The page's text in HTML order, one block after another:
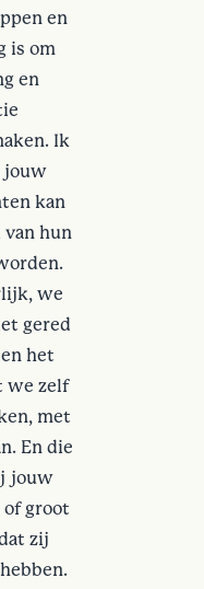
en
is om
en
Ik
jouw
kan
van hun
we
gered
het
we zelf
met
En die
jouw
groot
zij